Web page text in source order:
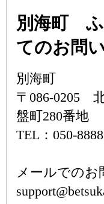
別海町 ふ
てのお問
別海町
〒086-0205
盤町280番地
TEL：050-
メールでのお